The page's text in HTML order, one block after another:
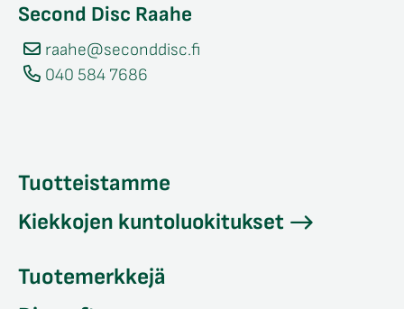
Second Disc Raahe
raahe@seconddisc.fi
040 584 7686
Tuotteistamme
Kiekkojen kuntoluokitukset
Tuotemerkkejä